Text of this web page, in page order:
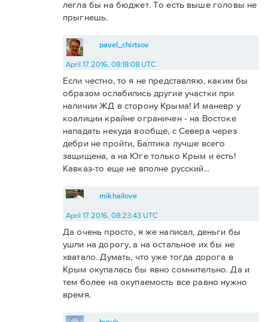
легла бы на бюджет. То есть выше головы не
прыгнешь.
pavel_chirtsov
April 17 2016, 08:18:08 UTC
Если честно, то я не представляю, каким бы
образом ослабились другие участки при
наличии ЖД в сторону Крыма! И маневр у
коалиции крайне ограничен - на Востоке
нападать некуда вообще, с Севера через
дебри не пройти, Балтика лучше всего
защищена, а на Юге только Крым и есть!
Кавказ-то еще не вполне русский...
mikhailove
April 17 2016, 08:23:43 UTC
Да очень просто, я же написал, деньги бы
ушли на дорогу, а на остальное их бы не
хватало. Думать, что уже тогда дорога в
Крым окупалась бы явно сомнительно. Да и
тем более на окупаемость все равно нужно
время.